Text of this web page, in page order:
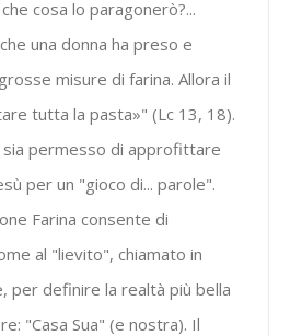
cosa lo paragonerò?...
una donna ha preso e
misure di farina. Allora il
tutta la pasta»" (Lc 13, 18).
sia permesso di approfittare
per un "gioco di... parole".
Farina consente di
al "lievito", chiamato in
per definire la realtà più bella
"Casa Sua" (e nostra). Il